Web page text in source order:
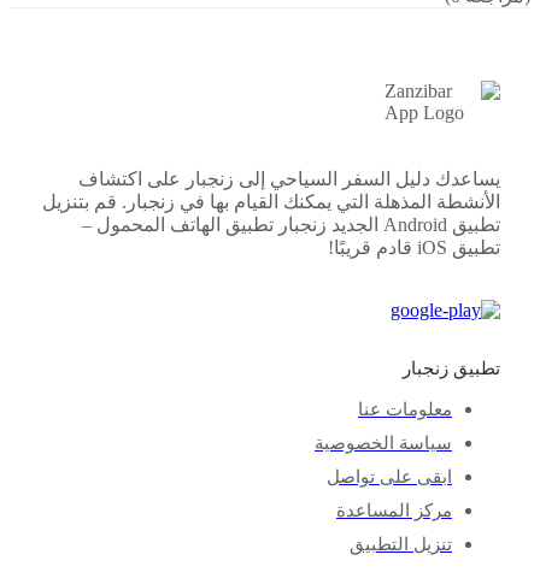
يساعدك دليل السفر السياحي إلى زنجبار على اكتشاف
الأنشطة المذهلة التي يمكنك القيام بها في زنجبار. قم بتنزيل
تطبيق Android الجديد
زنجبار تطبيق الهاتف المحمول –
تطبيق iOS قادم قريبًا!
تطبيق زنجبار
معلومات عنا
سياسة الخصوصية
ابقى على تواصل
مركز المساعدة
تنزيل التطبيق